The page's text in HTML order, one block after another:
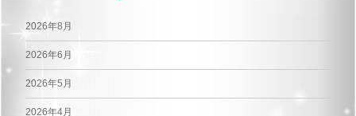
2026年8月
2026年6月
2026年5月
2026年4月